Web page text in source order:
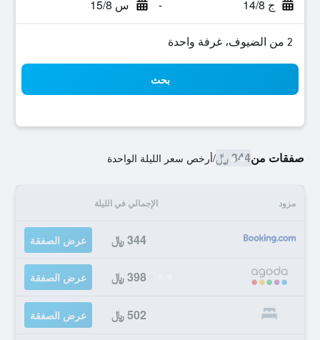
ج 14/8 - س 15/8
2 من الضيوف، غرفة واحدة
بحث
صفقات من344 ﷼ /أرخص سعر الليلة الواحدة
مزود الإجمالي في الليلة
344 ﷼ عرض الصفقة
398 ﷼ عرض الصفقة
502 ﷼ عرض الصفقة